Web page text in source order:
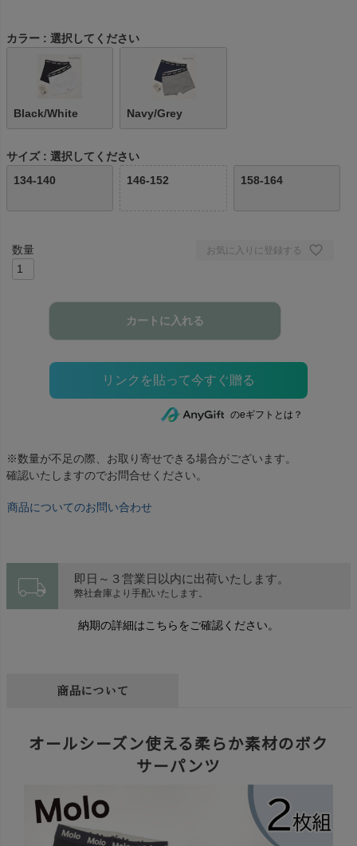
カラー 選択してください
Black/White Navy/Grey
サイズ
選択してください
134-140
146-152 158-164
お気に入りに登録する
カートに入れる
のeギフトとは？
※数量が不足の際、お取り寄せできる場合がございます。
確認いたしますのでお問合せください。
商品についてのお問い合わせ
local_shipping 即日～３営業日以内に出荷いたします。
弊社倉庫より手配いたします。
納期の詳細はこちらをご確認ください。
商品について
オールシーズン使える柔らか素材のボク
サーパンツ